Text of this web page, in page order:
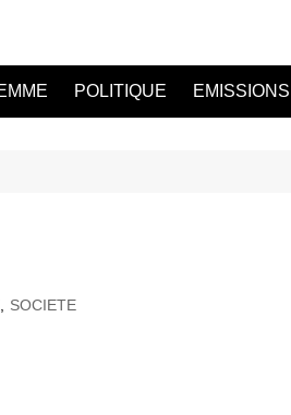
POLITIQUE EMISSIONS
SOCIETE